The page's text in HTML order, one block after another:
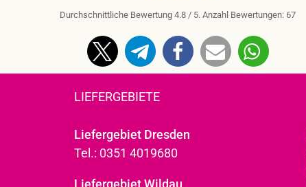
Durchschnittliche Bewertung 4.8 / 5. Anzahl Bewertungen: 67
LIEFERGEBIETE
Liefergebiet Dresden
Tel.: 0351 4019680